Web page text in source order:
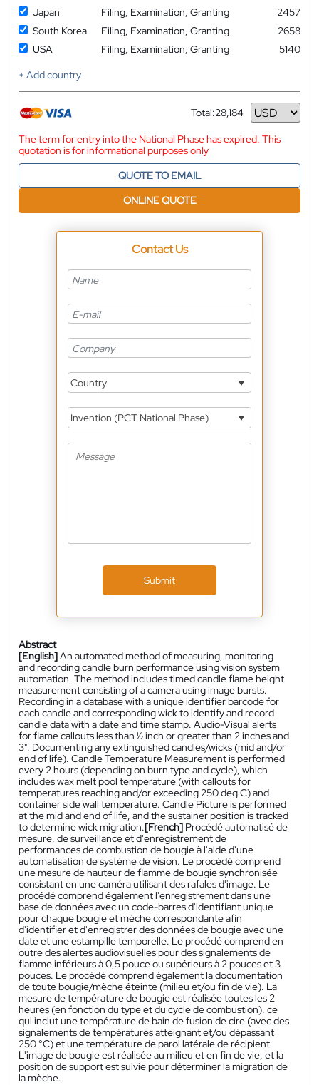
Japan
Filing, Examination, Granting
2457
South Korea
Filing, Examination, Granting
2658
USA
Filing, Examination, Granting
5140
+ Add country
Total:28,184
Currency
The term for entry into the National Phase has expired. This
quotation is for informational purposes only
QUOTE TO EMAIL
ONLINE QUOTE
Contact Us
Country
Invention (PCT National Phase)
Submit
Abstract
[English]An automated method of measuring, monitoring
and recording candle burn performance using vision system
automation. The method includes timed candle flame height
measurement consisting of a camera using image bursts.
Recording in a database with a unique identifier barcode for
each candle and corresponding wick to identify and record
candle data with a date and time stamp. Audio-Visual alerts
for flame callouts less than ½ inch or greater than 2 inches and
3". Documenting any extinguished candles/wicks (mid and/or
end of life). Candle Temperature Measurement is performed
every 2 hours (depending on burn type and cycle), which
includes wax melt pool temperature (with callouts for
temperatures reaching and/or exceeding 250 deg C) and
container side wall temperature. Candle Picture is performed
at the mid and end of life, and the sustainer position is tracked
to determine wick migration.[French] Procédé automatisé de
mesure, de surveillance et d'enregistrement de
performances de combustion de bougie à l'aide d'une
automatisation de système de vision. Le procédé comprend
une mesure de hauteur de flamme de bougie synchronisée
consistant en une caméra utilisant des rafales d'image. Le
procédé comprend également l'enregistrement dans une
base de données avec un code-barres d'identifiant unique
pour chaque bougie et mèche correspondante afin
d'identifier et d'enregistrer des données de bougie avec une
date et une estampille temporelle. Le procédé comprend en
outre des alertes audiovisuelles pour des signalements de
flamme inférieurs à 0,5 pouce ou supérieurs à 2 pouces et 3
pouces. Le procédé comprend également la documentation
de toute bougie/mèche éteinte (milieu et/ou fin de vie). La
mesure de température de bougie est réalisée toutes les 2
heures (en fonction du type et du cycle de combustion), ce
qui inclut une température de bain de fusion de cire (avec des
signalements de températures atteignant et/ou dépassant
250 °C) et une température de paroi latérale de récipient.
L'image de bougie est réalisée au milieu et en fin de vie, et la
position de support est suivie pour déterminer la migration de
la mèche.